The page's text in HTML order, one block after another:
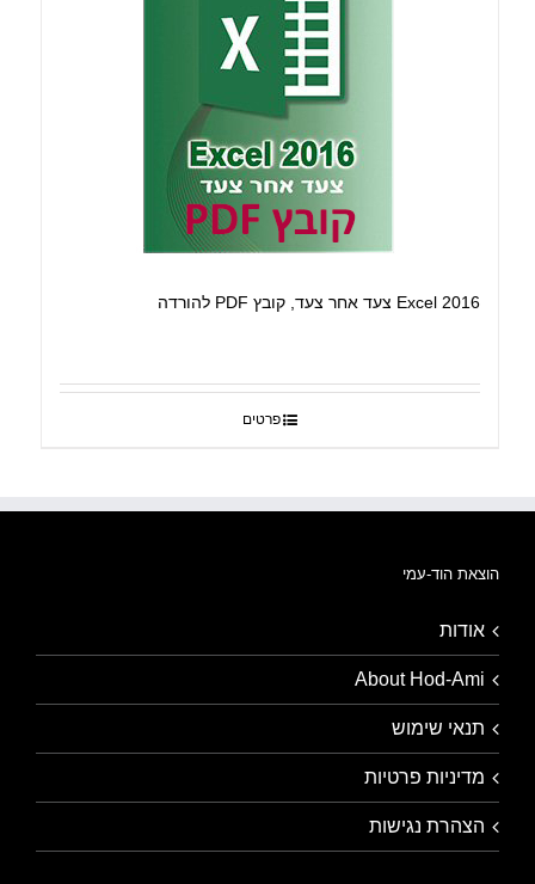
Excel 2016 צעד אחר צעד, קובץ PDF להורדה
פרטים
הוצאת הוד-עמי
אודות
About Hod-Ami
תנאי שימוש
מדיניות פרטיות
הצהרת נגישות